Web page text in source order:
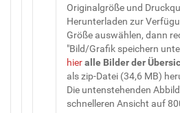
Originalgröße und
Herunterladen zur
Größe auswählen, dann
"Bild/Grafik speichern
hieralle Bilderder
als zip-Datei (34,6 MB)
Die untenstehenden
schnelleren Ansicht auf